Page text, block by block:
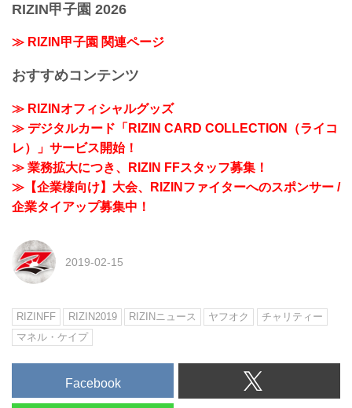
RIZIN甲子園 2026
≫ RIZIN甲子園 関連ページ
おすすめコンテンツ
≫ RIZINオフィシャルグッズ
≫ デジタルカード「RIZIN CARD COLLECTION（ライコ
レ）」サービス開始！
≫ 業務拡大につき、RIZIN FFスタッフ募集！
≫【企業様向け】大会、RIZINファイターへのスポンサー /
企業タイアップ募集中！
2019-02-15
RIZINFF RIZIN2019 RIZINニュース ヤフオク
チャリティー
マネル・ケイプ
Facebook